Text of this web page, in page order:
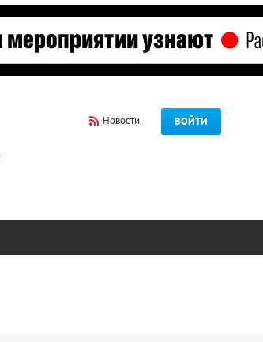
Новости ВОЙТИ